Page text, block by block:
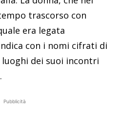
trascorso con
era legata
con i nomi cifrati di
dei suoi incontri
Pubblicità